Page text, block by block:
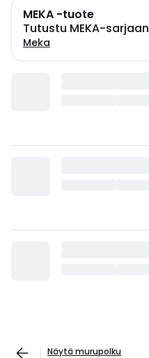
MEKA -tuote
Tutustu MEKA-sarjaan
Meka
Näytä murupolku